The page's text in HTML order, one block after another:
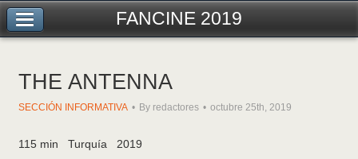
FANCINE 2019
THE ANTENNA
SECCIÓN INFORMATIVA By redactores octubre 25th, 2019
115 min Turquía 2019